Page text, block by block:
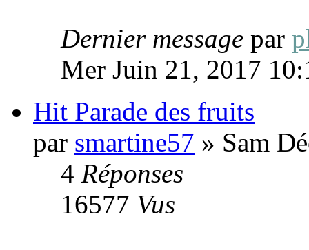
Dernier message par
Mer Juin 21, 2017
Hit Parade des fruits
par smartine57 » Sam
4 Réponses
16577 Vus